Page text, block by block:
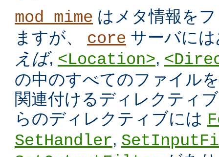
mod_mime はメタ情報を
ますが、 core サーバに
えば, <Location>,
の中のすべてのファイル
関連付けるディレクティ
らのディレクティブには
SetHandler,